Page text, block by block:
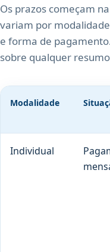
Os prazos começam
variam por
e forma de
sobre qualquer
Modalidade
Individual